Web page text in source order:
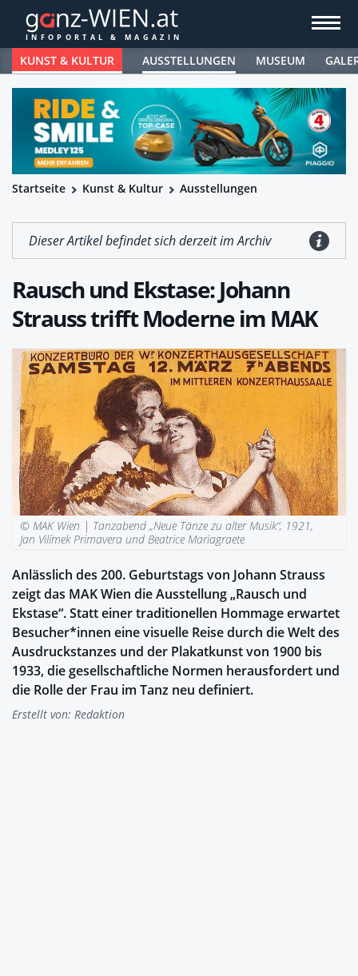
KUNST & KULTUR AUSSTELLUNGEN MUSEUM
Startseite Kunst & Kultur Ausstellungen
Dieser Artikel befindet sich derzeit im Archiv
Rausch und Ekstase: Johann
Strauss trifft Moderne im MAK
© MAK Wien | Tanzabend „Neue Tänze zu alter Musik“, 1921,
Jan Vilímek Primavera und Beatrice Mariagraete
Anlässlich des 200. Geburtstags von Johann Strauss
zeigt das MAK Wien die Ausstellung „Rausch und
Ekstase“. Statt einer traditionellen Hommage erwartet
Besucher*innen eine visuelle Reise durch die Welt des
Ausdruckstanzes und der Plakatkunst von 1900 bis
1933, die gesellschaftliche Normen herausfordert und
die Rolle der Frau im Tanz neu definiert.
Erstellt von: Redaktion